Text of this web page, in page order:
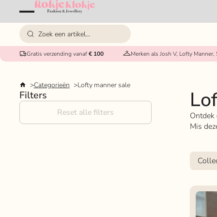
Gratis verzending vanaf€ 100 Merken als Josh V, Lofty
Categorieën Lofty manner sale
Ontdek
Mis
Filters
Reset alle filters